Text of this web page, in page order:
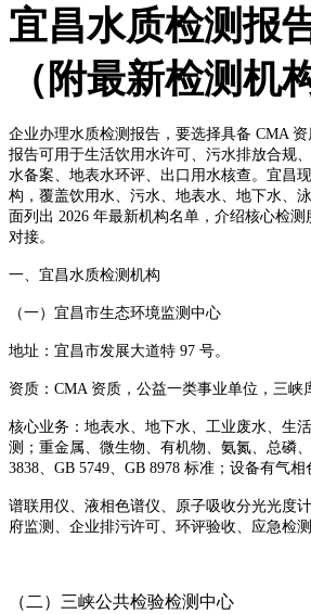
宜昌水质检测报
（附最新检测机
企业办理水质检测报告，要选择具备 CMA
报告可用于生活饮用水许可、污水排放合规
水备案、地表水环评、出口用水核查。宜昌
构，覆盖饮用水、污水、地表水、地下水、
面列出 2026 年最新机构名单，介绍核心检
对接。
一、宜昌水质检测机构
（一）宜昌市生态环境监测中心
地址：宜昌市发展大道特 97 号。
资质：CMA 资质，公益一类事业单位，三峡
核心业务：地表水、地下水、工业废水、生
测；重金属、微生物、有机物、氨氮、总磷
3838、GB 5749、GB 8978 标准；设备有气相
谱联用仪、液相色谱仪、原子吸收分光光度
府监测、企业排污许可、环评验收、应急检测
（二）三峡公共检验检测中心